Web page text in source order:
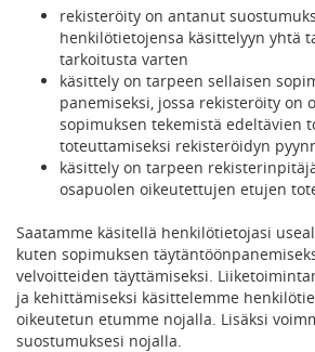
rekisteröity on antanut
henkilötietojensa käsittelyyn yhtä
tarkoitusta varten
käsittely on tarpeen sellaisen
panemiseksi, jossa rekisteröity on
sopimuksen tekemistä edeltävien
toteuttamiseksi rekisteröidyn
käsittely on tarpeen
osapuolen oikeutettujen etujen
Saatamme käsitellä henkilötietojasi
kuten sopimuksen
velvoitteiden täyttämiseksi.
ja kehittämiseksi käsittelemme
oikeutetun etumme nojalla. Lisäksi
suostumuksesi nojalla.